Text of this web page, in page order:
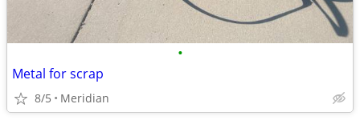
•
Metal for scrap
8/5 Meridian